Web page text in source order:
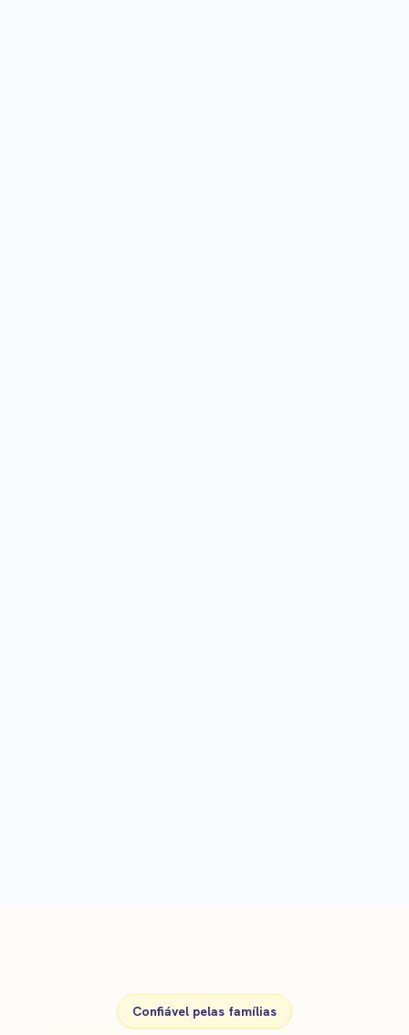
Confiável pelas famílias